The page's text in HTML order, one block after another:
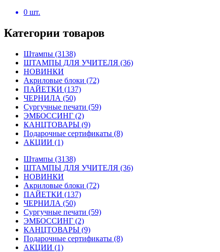
0 шт.
Категории товаров
Штампы (3138)
ШТАМПЫ ДЛЯ УЧИТЕЛЯ (36)
НОВИНКИ
Акриловые блоки (72)
ПАЙЕТКИ (137)
ЧЕРНИЛА (50)
Сургучные печати (59)
ЭМБОССИНГ (2)
КАНЦТОВАРЫ (9)
Подарочные сертификаты (8)
АКЦИИ (1)
Штампы (3138)
ШТАМПЫ ДЛЯ УЧИТЕЛЯ (36)
НОВИНКИ
Акриловые блоки (72)
ПАЙЕТКИ (137)
ЧЕРНИЛА (50)
Сургучные печати (59)
ЭМБОССИНГ (2)
КАНЦТОВАРЫ (9)
Подарочные сертификаты (8)
АКЦИИ (1)